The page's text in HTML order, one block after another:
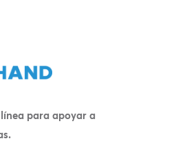
para apoyar a